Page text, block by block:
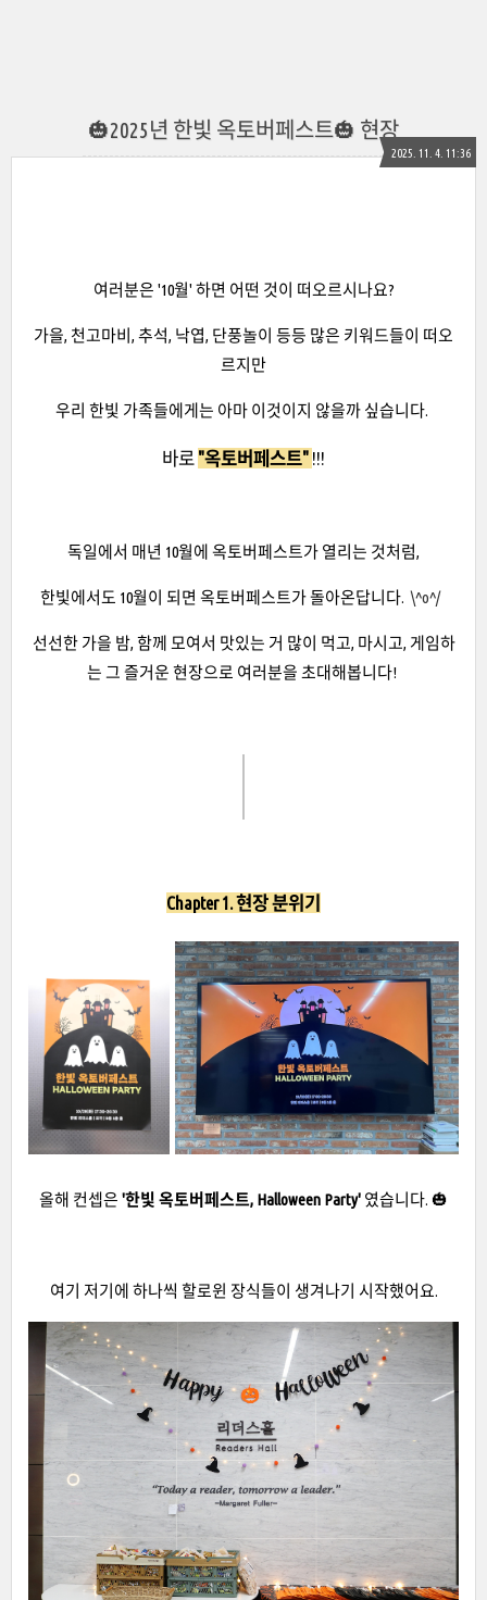
🎃2025년 한빛 옥토버페스트🎃 현장
2025. 11. 4. 11:36
여러분은 '10월' 하면 어떤 것이 떠오르시나요?
가을, 천고마비, 추석, 낙엽, 단풍놀이 등등 많은 키워드들이 떠오
르지만
우리 한빛 가족들에게는 아마 이것이지 않을까 싶습니다.
바로 "옥토버페스트" !!!
독일에서 매년 10월에 옥토버페스트가 열리는 것처럼,
한빛에서도 10월이 되면 옥토버페스트가 돌아온답니다. \^o^/
선선한 가을 밤, 함께 모여서 맛있는 거 많이 먹고, 마시고, 게임하
는 그 즐거운 현장으로 여러분을 초대해봅니다!
Chapter 1. 현장 분위기
올해 컨셉은 '한빛 옥토버페스트, Halloween Party' 였습니다. 🎃
여기 저기에 하나씩 할로윈 장식들이 생겨나기 시작했어요.